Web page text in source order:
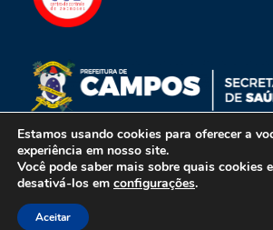
Centro de Controle de Zoonoses de Campos
Estamos usando cookies para oferecer a
experiência em nosso site.
Você pode saber mais sobre quais cookies
desativá-los em configurações.
Aceitar